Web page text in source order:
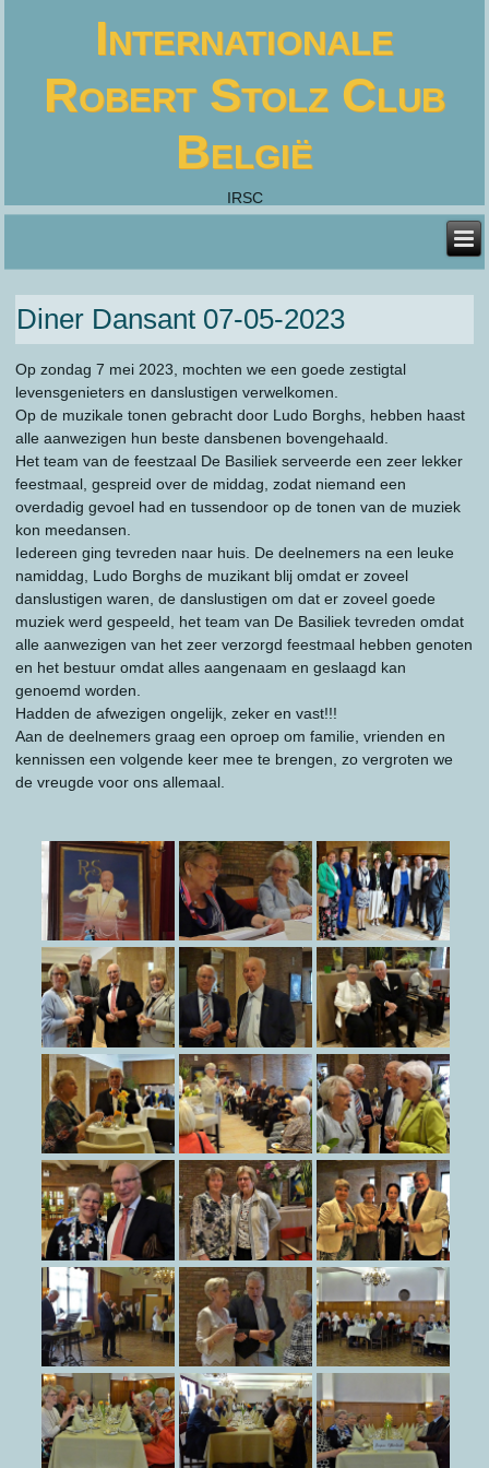
Internationale
Robert Stolz Club
België
IRSC
Diner Dansant 07-05-2023
Op zondag 7 mei 2023, mochten we een goede zestigtal
levensgenieters en danslustigen verwelkomen.
Op de muzikale tonen gebracht door Ludo Borghs, hebben haast
alle aanwezigen hun beste dansbenen bovengehaald.
Het team van de feestzaal De Basiliek serveerde een zeer lekker
feestmaal, gespreid over de middag, zodat niemand een
overdadig gevoel had en tussendoor op de tonen van de muziek
kon meedansen.
Iedereen ging tevreden naar huis. De deelnemers na een leuke
namiddag, Ludo Borghs de muzikant blij omdat er zoveel
danslustigen waren, de danslustigen om dat er zoveel goede
muziek werd gespeeld, het team van De Basiliek tevreden omdat
alle aanwezigen van het zeer verzorgd feestmaal hebben genoten
en het bestuur omdat alles aangenaam en geslaagd kan
genoemd worden.
Hadden de afwezigen ongelijk, zeker en vast!!!
Aan de deelnemers graag een oproep om familie, vrienden en
kennissen een volgende keer mee te brengen, zo vergroten we
de vreugde voor ons allemaal.